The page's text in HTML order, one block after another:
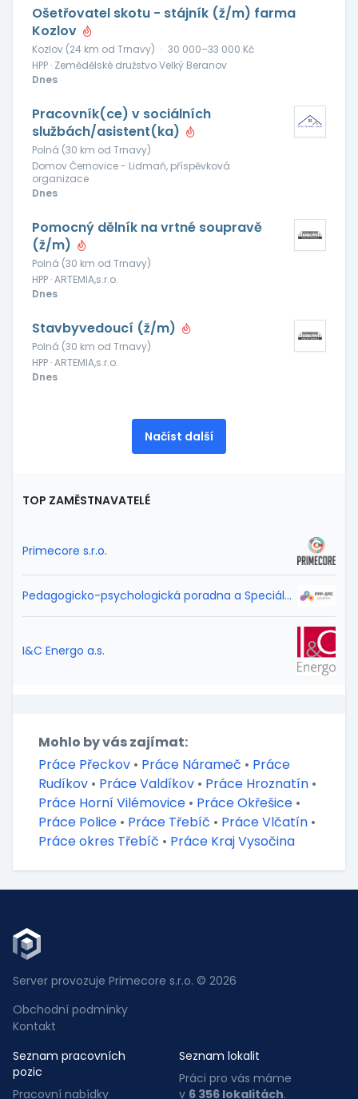
Ošetřovatel skotu - stájník (ž/m) farma
Kozlov
Kozlov (24 km od Trnavy) · 30 000–33 000 Kč
HPP · Zemědělské družstvo Velký Beranov
Dnes
Pracovník(ce) v sociálních
službách/asistent(ka)
Polná (30 km od Trnavy)
Domov Černovice - Lidmaň, příspěvková
organizace
Dnes
Pomocný dělník na vrtné soupravě
(ž/m)
Polná (30 km od Trnavy)
HPP · ARTEMIA,s.r.o.
Dnes
Stavbyvedoucí (ž/m)
Polná (30 km od Trnavy)
HPP · ARTEMIA,s.r.o.
Dnes
Načíst další
TOP ZAMĚSTNAVATELÉ
Primecore s.r.o.
Pedagogicko-psychologická poradna a Speciálně pedagogické centrum Vysočina
I&C Energo a.s.
Mohlo by vás zajímat:
Práce Přeckov • Práce Nárameč • Práce
Rudíkov • Práce Valdíkov • Práce Hroznatín •
Práce Horní Vilémovice • Práce Okřešice •
Práce Police • Práce Třebíč • Práce Vlčatín •
Práce okres Třebíč • Práce Kraj Vysočina
Server provozuje Primecore s.r.o. © 2026
Obchodní podmínky
Kontakt
Seznam pracovních
pozic
Pracovní nabídky
Seznam lokalit
Práci pro vás máme
v 6 356 lokalitách.